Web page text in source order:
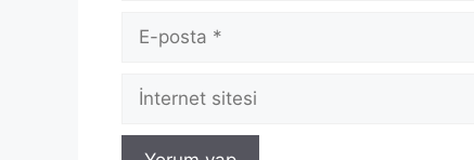
posta
İnternet
sitesi